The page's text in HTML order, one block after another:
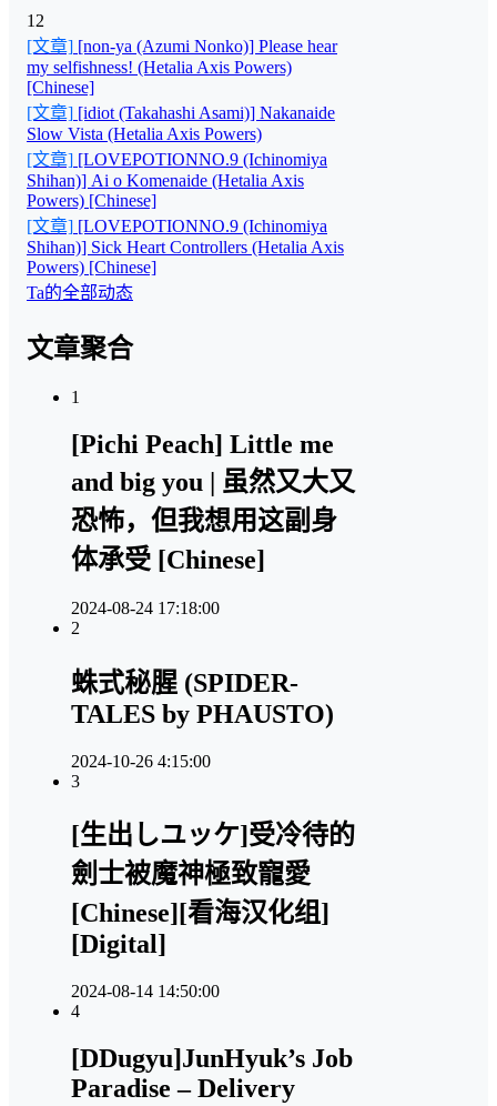
12
[文章] [non-ya (Azumi Nonko)] Please hear
my selfishness! (Hetalia Axis Powers)
[Chinese]
[文章] [idiot (Takahashi Asami)] Nakanaide
Slow Vista (Hetalia Axis Powers)
[文章] [LOVEPOTIONNO.9 (Ichinomiya
Shihan)] Ai o Komenaide (Hetalia Axis
Powers) [Chinese]
[文章] [LOVEPOTIONNO.9 (Ichinomiya
Shihan)] Sick Heart Controllers (Hetalia Axis
Powers) [Chinese]
Ta的全部动态
文章聚合
1
[Pichi Peach] Little me
and big you | 虽然又大又
恐怖，但我想用这副身
体承受 [Chinese]
2024-08-24 17:18:00
2
蛛式秘腥 (SPIDER-
TALES by PHAUSTO)
2024-10-26 4:15:00
3
[生出しユッケ]受冷待的
劍士被魔神極致寵愛
[Chinese][看海汉化组]
[Digital]
2024-08-14 14:50:00
4
[DDugyu]JunHyuk’s Job
Paradise – Delivery